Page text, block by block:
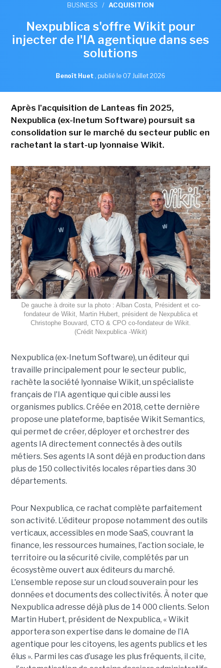
BUSINESS / ACQUISITION
Nexpublica s'offre Wikit pour
injecter de l'IA agentique dans ses
solutions
Benoît Huet , publié le 07 Juillet 2026
Après l'acquisition de Lanteas fin 2025,
Nexpublica (ex-Inetum Software) poursuit sa
consolidation sur le marché du secteur public en
rachetant la start-up lyonnaise Wikit.
De gauche à droite sur la photo : Alban Costa, Président et co-
fondateur de Wikit, Martin Hubert, président de Nexpublica et
Christophe Bouvard, CTO & CPO co-fondateur de Wikit.
(Crédit Nexpublica -Wikit)
Nexpublica (ex-Inetum Software), un éditeur qui
travaille principalement pour le secteur public,
rachète la société lyonnaise Wikit, un spécialiste
français de l'IA agentique qui cible aussi les
organismes publics. Créée en 2018, cette dernière
propose une plateforme, baptisée Wikit Semantics,
qui permet de créer, déployer et orchestrer des
agents IA directement connectés à des outils
métiers. Ses agents IA sont déjà en production dans
plus de 150 collectivités locales réparties dans 30
départements.
Pour Nexpublica, ce rachat complète parfaitement
son activité. L’éditeur propose notamment des outils
verticaux, accessibles en mode SaaS, couvrant la
finance, les ressources humaines, l'action sociale, le
territoire ou la sécurité civile, complétés par un
écosystème ouvert aux éditeurs du marché.
L'ensemble repose sur un cloud souverain pour les
données et documents des collectivités. À noter que
Nexpublica adresse déjà plus de 14 000 clients. Selon
Martin Hubert, président de Nexpublica, « Wikit
apportera son expertise dans le domaine de l’IA
agentique pour les citoyens, les agents publics et les
élus ». Parmi les cas d’usage les plus fréquents, il cite,